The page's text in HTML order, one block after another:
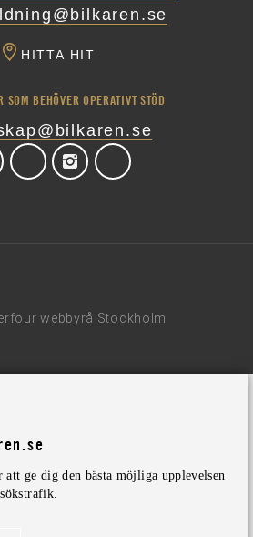
HITTA HIT
SOM BEHÖVER OPERATIVT STÖD
webbyrå Stockholm
ge dig den bästa möjliga upplevelsen